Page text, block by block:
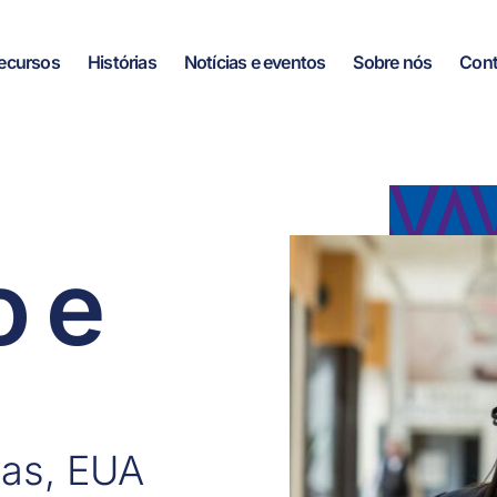
Histórias Notícias e eventos Sobre nós
e
EUA